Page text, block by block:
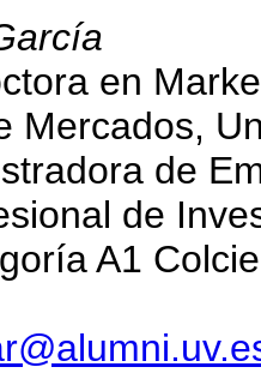
en
Mercados,
de
de
A1